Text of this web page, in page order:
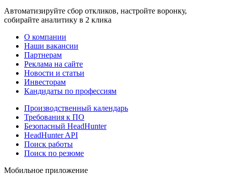
Автоматизируйте сбор откликов, настройте воронку,
собирайте аналитику в 2 клика
О компании
Наши вакансии
Партнерам
Реклама на сайте
Новости и статьи
Инвесторам
Кандидаты по профессиям
Производственный календарь
Требования к ПО
Безопасный HeadHunter
HeadHunter API
Поиск работы
Поиск по резюме
Мобильное приложение